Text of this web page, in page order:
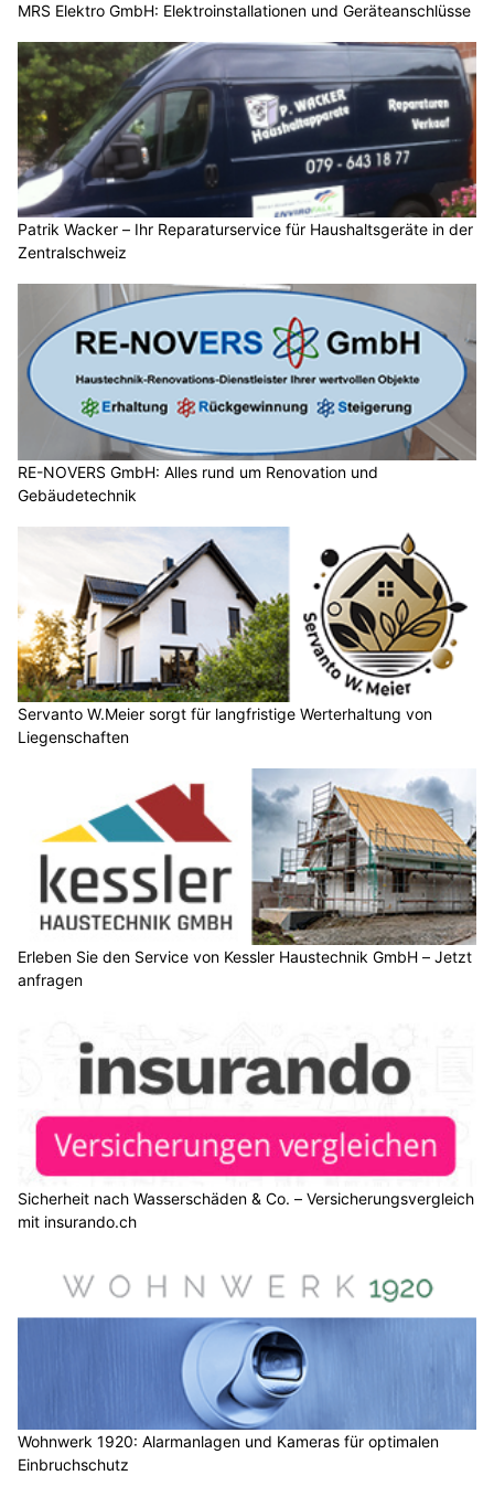
MRS Elektro GmbH: Elektroinstallationen und Geräteanschlüsse
Patrik Wacker – Ihr Reparaturservice für Haushaltsgeräte in der
Zentralschweiz
RE-NOVERS GmbH: Alles rund um Renovation und
Gebäudetechnik
Servanto W.Meier sorgt für langfristige Werterhaltung von
Liegenschaften
Erleben Sie den Service von Kessler Haustechnik GmbH – Jetzt
anfragen
Sicherheit nach Wasserschäden & Co. – Versicherungsvergleich
mit insurando.ch
Wohnwerk 1920: Alarmanlagen und Kameras für optimalen
Einbruchschutz